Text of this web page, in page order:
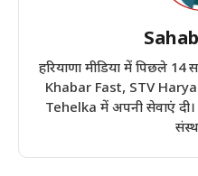
हरियाणा मीडिया में पिछले
Khabar Fast, STV
Tehelka में अपनी सेवाएं दी।